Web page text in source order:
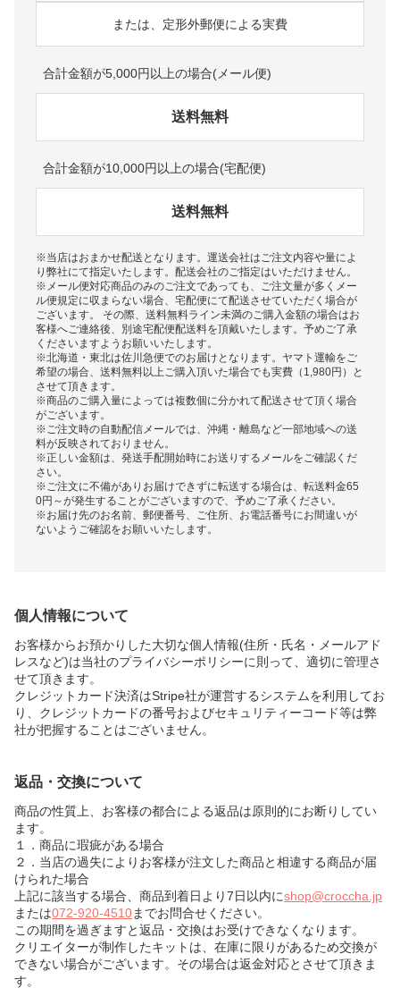
または、定形外郵便による実費
合計金額が5,000円以上の場合(メール便)
送料無料
合計金額が10,000円以上の場合(宅配便)
送料無料
※当店はおまかせ配送となります。運送会社はご注文内容や量によ
り弊社にて指定いたします。配送会社のご指定はいただけません。
※メール便対応商品のみのご注文であっても、ご注文量が多くメー
ル便規定に収まらない場合、宅配便にて配送させていただく場合が
ございます。 その際、送料無料ライン未満のご購入金額の場合はお
客様へご連絡後、別途宅配便配送料を頂戴いたします。予めご了承
くださいますようお願いいたします。
※北海道・東北は佐川急便でのお届けとなります。ヤマト運輸をご
希望の場合、送料無料以上ご購入頂いた場合でも実費（1,980円）と
させて頂きます。
※商品のご購入量によっては複数個に分かれて配送させて頂く場合
がございます。
※ご注文時の自動配信メールでは、沖縄・離島など一部地域への送
料が反映されておりません。
※正しい金額は、発送手配開始時にお送りするメールをご確認くだ
さい。
※ご注文に不備がありお届けできずに転送する場合は、転送料金65
0円～が発生することがございますので、予めご了承ください。
※お届け先のお名前、郵便番号、ご住所、お電話番号にお間違いが
ないようご確認をお願いいたします。
個人情報について
お客様からお預かりした大切な個人情報(住所・氏名・メールアド
レスなど)は当社のプライバシーポリシーに則って、適切に管理さ
せて頂きます。
クレジットカード決済はStripe社が運営するシステムを利用してお
り、クレジットカードの番号およびセキュリティーコード等は弊
社が把握することはございません。
返品・交換について
商品の性質上、お客様の都合による返品は原則的にお断りしてい
ます。
１．商品に瑕疵がある場合
２．当店の過失によりお客様が注文した商品と相違する商品が届
けられた場合
上記に該当する場合、商品到着日より7日以内にshop@croccha.jp
または072-920-4510までお問合せください。
この期間を過ぎますと返品・交換はお受けできなくなります。
クリエイターが制作したキットは、在庫に限りがあるため交換が
できない場合がございます。その場合は返金対応とさせて頂きま
す。